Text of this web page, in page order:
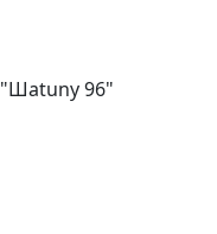
"Шаtuny 96"